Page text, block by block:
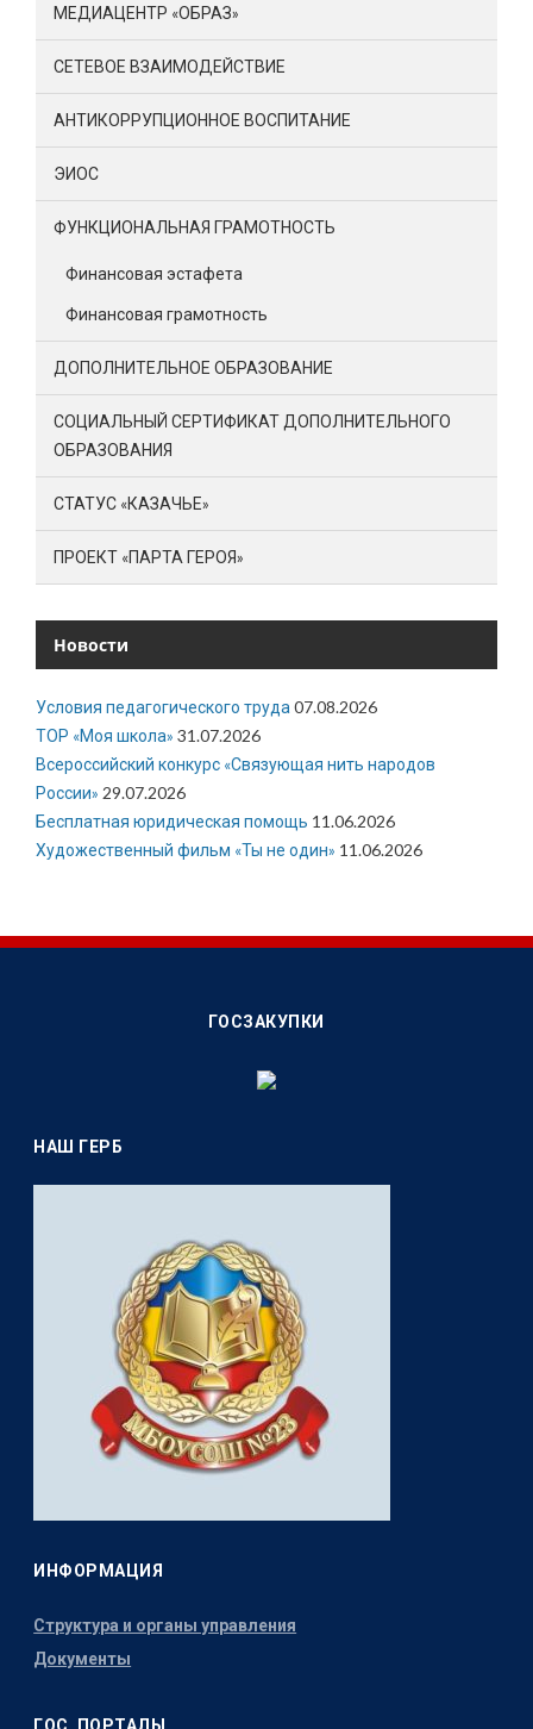
МЕДИАЦЕНТР «ОБРАЗ»
СЕТЕВОЕ ВЗАИМОДЕЙСТВИЕ
АНТИКОРРУПЦИОННОЕ ВОСПИТАНИЕ
ЭИОС
ФУНКЦИОНАЛЬНАЯ ГРАМОТНОСТЬ
Финансовая эстафета
Финансовая грамотность
ДОПОЛНИТЕЛЬНОЕ ОБРАЗОВАНИЕ
СОЦИАЛЬНЫЙ СЕРТИФИКАТ ДОПОЛНИТЕЛЬНОГО
ОБРАЗОВАНИЯ
СТАТУС «КАЗАЧЬЕ»
ПРОЕКТ «ПАРТА ГЕРОЯ»
Новости
Условия педагогического труда 07.08.2026
ТОР «Моя школа» 31.07.2026
Всероссийский конкурс «Связующая нить народов
России» 29.07.2026
Бесплатная юридическая помощь 11.06.2026
Художественный фильм «Ты не один» 11.06.2026
ГОСЗАКУПКИ
НАШ ГЕРБ
ИНФОРМАЦИЯ
Структура и органы управления
Документы
ГОС. ПОРТАЛЫ